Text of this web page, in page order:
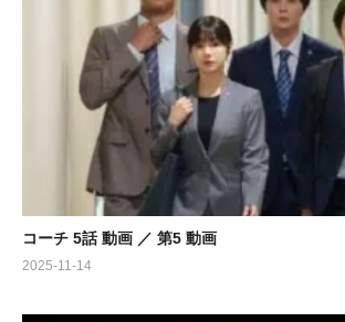
コーチ 5話 動画 ／ 第5 動画
2025-11-14